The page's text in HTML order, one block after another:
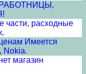
части, расходные
Имеется
Nokia.
магазин